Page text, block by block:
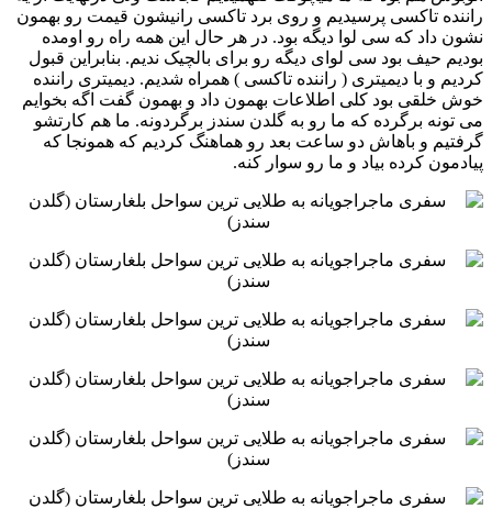
راننده تاکسی پرسیدیم و روی برد تاکسی ‏رانیشون قیمت رو بهمون
نشون داد که سی لوا دیگه بود. در هر حال این همه راه رو اومده
بودیم حیف بود سی لوای دیگه ‏رو برای بالچیک ندیم. بنابراین قبول
کردیم و با دیمیتری ( راننده تاکسی ) همراه شدیم. دیمیتری راننده
خوش خلقی بود کلی ‏اطلاعات بهمون داد و بهمون گفت اگه بخوایم
می تونه برگرده که ما رو به گلدن سندز برگردونه. ما هم کارتشو
گرفتیم و ‏باهاش دو ساعت بعد رو هماهنگ کردیم که همونجا که
پیادمون کرده بیاد و ما رو سوار کنه. ‏ ‏